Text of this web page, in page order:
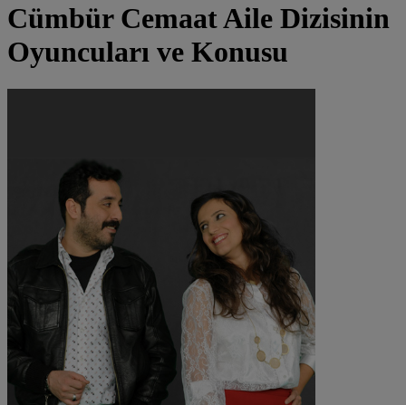
Cümbür Cemaat Aile Dizisinin
Oyuncuları ve Konusu